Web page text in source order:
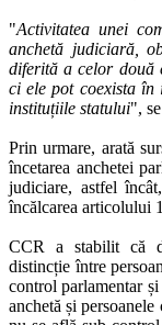
"Activitatea unei
anchetă judiciară,
diferită a celor două
ci ele pot coexista
instituțiile statului",
Prin urmare, arată
încetarea anchetei
judiciare, astfel
încălcarea articolului
CCR a stabilit că
distincție între
control parlamentar
anchetă și